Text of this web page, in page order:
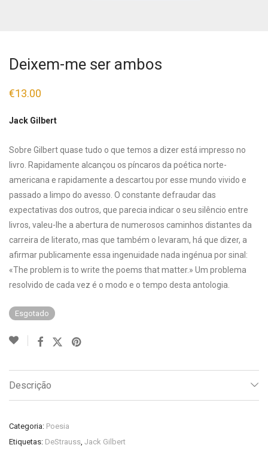
Deixem-me ser ambos
€13.00
Jack Gilbert
Sobre Gilbert quase tudo o que temos a dizer está impresso no
livro. Rapidamente alcançou os píncaros da poética norte-
americana e rapidamente a descartou por esse mundo vivido e
passado a limpo do avesso. O constante defraudar das
expectativas dos outros, que parecia indicar o seu silêncio entre
livros, valeu-lhe a abertura de numerosos caminhos distantes da
carreira de literato, mas que também o levaram, há que dizer, a
afirmar publicamente essa ingenuidade nada ingénua por sinal:
«The problem is to write the poems that matter.» Um problema
resolvido de cada vez é o modo e o tempo desta antologia.
Esgotado
Descrição
Categoria: Poesia
Etiquetas: DeStrauss, Jack Gilbert